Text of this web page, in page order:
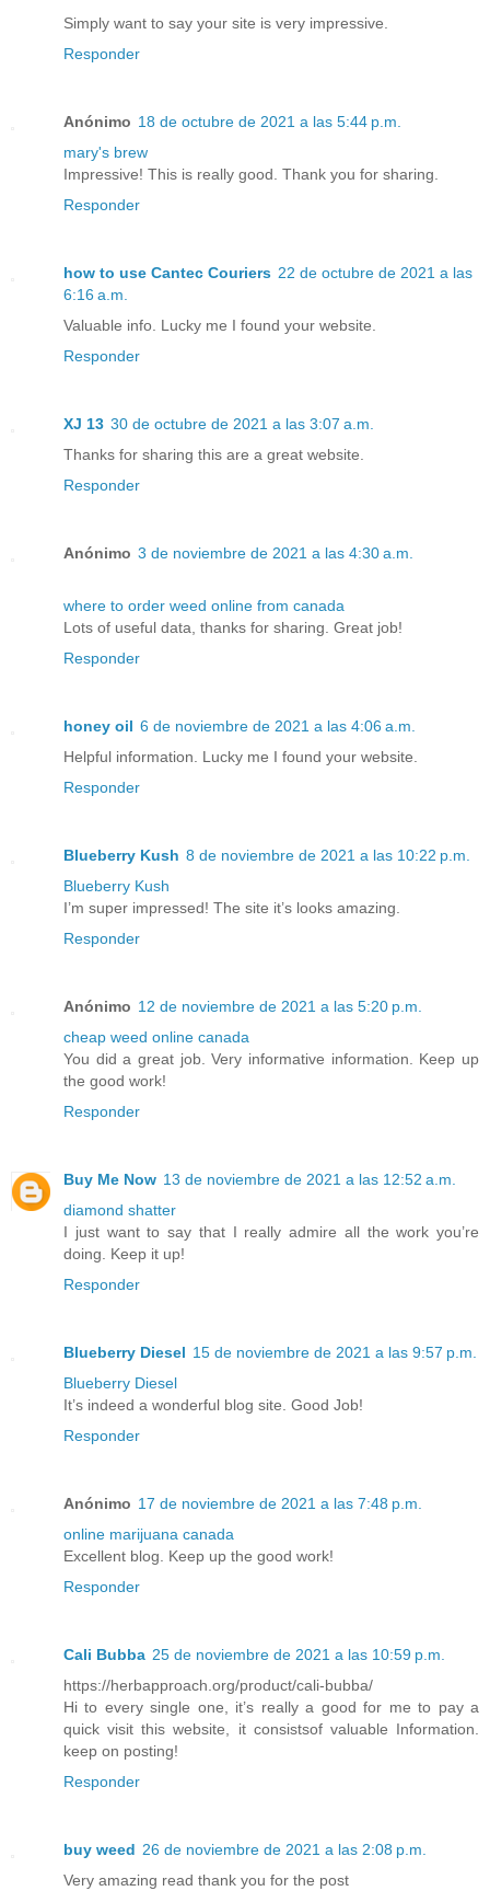
Simply want to say your site is very impressive.
Responder
Anónimo 18 de octubre de 2021 a las 5:44 p.m.
mary's brew
Impressive! This is really good. Thank you for sharing.
Responder
how to use Cantec Couriers 22 de octubre de 2021 a las
6:16 a.m.
Valuable info. Lucky me I found your website.
Responder
XJ 13 30 de octubre de 2021 a las 3:07 a.m.
Thanks for sharing this are a great website.
Responder
Anónimo 3 de noviembre de 2021 a las 4:30 a.m.
where to order weed online from canada
Lots of useful data, thanks for sharing. Great job!
Responder
honey oil 6 de noviembre de 2021 a las 4:06 a.m.
Helpful information. Lucky me I found your website.
Responder
Blueberry Kush 8 de noviembre de 2021 a las 10:22 p.m.
Blueberry Kush
I’m super impressed! The site it’s looks amazing.
Responder
Anónimo 12 de noviembre de 2021 a las 5:20 p.m.
cheap weed online canada
You did a great job. Very informative information. Keep up
the good work!
Responder
Buy Me Now 13 de noviembre de 2021 a las 12:52 a.m.
diamond shatter
I just want to say that I really admire all the work you’re
doing. Keep it up!
Responder
Blueberry Diesel 15 de noviembre de 2021 a las 9:57 p.m.
Blueberry Diesel
It’s indeed a wonderful blog site. Good Job!
Responder
Anónimo 17 de noviembre de 2021 a las 7:48 p.m.
online marijuana canada
Excellent blog. Keep up the good work!
Responder
Cali Bubba 25 de noviembre de 2021 a las 10:59 p.m.
https://herbapproach.org/product/cali-bubba/
Hi to every single one, it’s really a good for me to pay a
quick visit this website, it consistsof valuable Information.
keep on posting!
Responder
buy weed 26 de noviembre de 2021 a las 2:08 p.m.
Very amazing read thank you for the post